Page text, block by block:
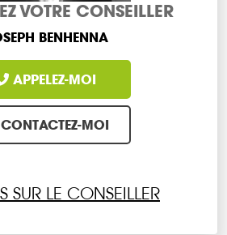
VOTRE CONSEILLER
BENHENNA
APPELEZ-MOI
MOI
SUR LE CONSEILLER